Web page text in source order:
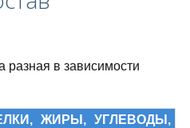
разная в зависимости
ЖИРЫ, УГЛЕВОДЫ,